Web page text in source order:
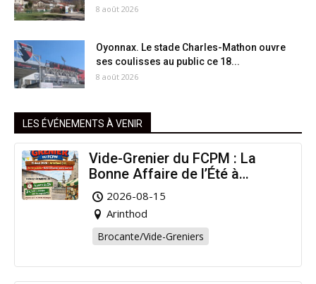
8 août 2026
Oyonnax. Le stade Charles-Mathon ouvre
ses coulisses au public ce 18...
8 août 2026
LES ÉVÉNEMENTS À VENIR
Vide-Grenier du FCPM : La
Bonne Affaire de l’Été à
Arinthod !
2026-08-15
Arinthod
Brocante/Vide-Greniers